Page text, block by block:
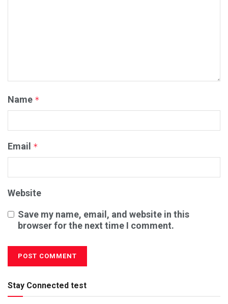
Name *
Email *
Website
Save my name, email, and website in this
browser for the next time I comment.
Stay Connected test